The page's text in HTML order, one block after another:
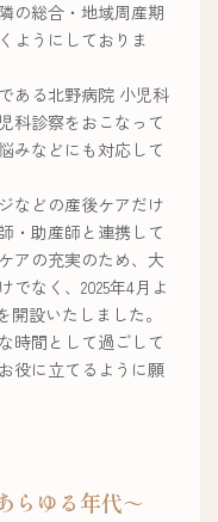
の総合・地域周産期
ようにしておりま
ある北野病院 小児科
科診察をおこなって
みなどにも対応して
などの産後ケアだけ
・助産師と連携して
アの充実のため、大
なく、2025年4月よ
開設いたしました。
時間として過ごして
役に立てるように願
らゆる年代～